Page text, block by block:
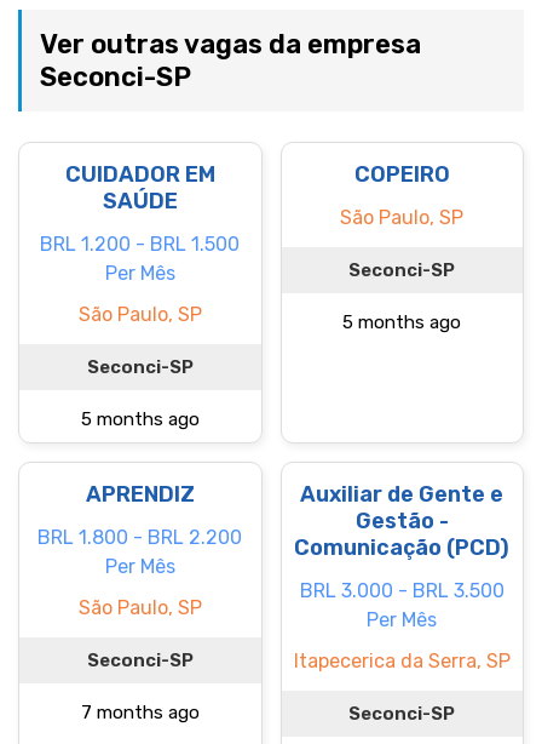
Ver outras vagas da empresa
Seconci-SP
CUIDADOR EM
SAÚDE
BRL 1.200 - BRL 1.500
Per Mês
São Paulo, SP
Seconci-SP
5 months ago
COPEIRO
São Paulo, SP
Seconci-SP
5 months ago
APRENDIZ
BRL 1.800 - BRL 2.200
Per Mês
São Paulo, SP
Seconci-SP
7 months ago
Auxiliar de Gente e
Gestão -
Comunicação (PCD)
BRL 3.000 - BRL 3.500
Per Mês
Itapecerica da Serra, SP
Seconci-SP